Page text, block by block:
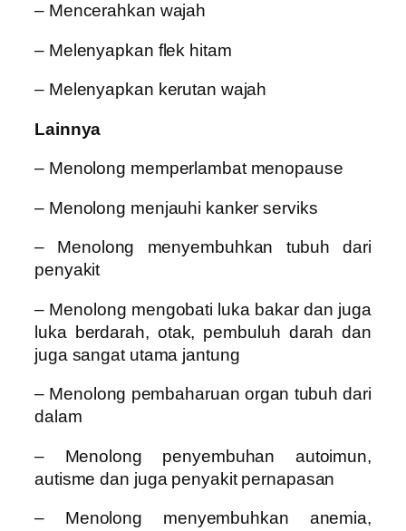
– Mencerahkan wajah
– Melenyapkan flek hitam
– Melenyapkan kerutan wajah
Lainnya
– Menolong memperlambat menopause
– Menolong menjauhi kanker serviks
– Menolong menyembuhkan tubuh dari
penyakit
– Menolong mengobati luka bakar dan juga
luka berdarah, otak, pembuluh darah dan
juga sangat utama jantung
– Menolong pembaharuan organ tubuh dari
dalam
– Menolong penyembuhan autoimun,
autisme dan juga penyakit pernapasan
– Menolong menyembuhkan anemia,